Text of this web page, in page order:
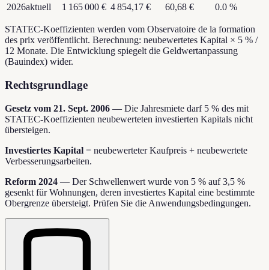
2026aktuell 1 165 000 € 4 854,17 € 60,68 € 0.0 %
STATEC-Koeffizienten werden vom Observatoire de la formation
des prix veröffentlicht. Berechnung: neubewertetes Kapital × 5 % /
12 Monate. Die Entwicklung spiegelt die Geldwertanpassung
(Bauindex) wider.
Rechtsgrundlage
Gesetz vom 21. Sept. 2006 — Die Jahresmiete darf 5 % des mit
STATEC-Koeffizienten neubewerteten investierten Kapitals nicht
übersteigen.
Investiertes Kapital = neubewerteter Kaufpreis + neubewertete
Verbesserungsarbeiten.
Reform 2024 — Der Schwellenwert wurde von 5 % auf 3,5 %
gesenkt für Wohnungen, deren investiertes Kapital eine bestimmte
Obergrenze übersteigt. Prüfen Sie die Anwendungsbedingungen.